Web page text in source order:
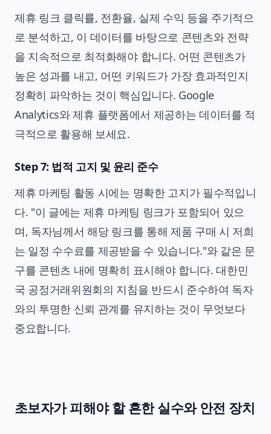
제휴 링크 클릭률, 전환율, 실제 수익 등을 주기적으
로 분석하고, 이 데이터를 바탕으로 콘텐츠와 전략
을 지속적으로 최적화해야 합니다. 어떤 콘텐츠가
높은 성과를 내고, 어떤 키워드가 가장 효과적인지
정확히 파악하는 것이 핵심입니다. Google
Analytics와 제휴 플랫폼에서 제공하는 데이터를 적
극적으로 활용해 보세요.
Step 7: 법적 고지 및 윤리 준수
제휴 마케팅 활동 시에는 명확한 고지가 필수적입니
다. "이 글에는 제휴 마케팅 링크가 포함되어 있으
며, 독자님께서 해당 링크를 통해 제품 구매 시 저희
는 일정 수수료를 제공받을 수 있습니다."와 같은 문
구를 콘텐츠 내에 명확히 표시해야 합니다. 대한민
국 공정거래위원회의 지침을 반드시 준수하여 독자
와의 투명한 신뢰 관계를 유지하는 것이 무엇보다
중요합니다.
초보자가 피해야 할 흔한 실수와 안전 장치